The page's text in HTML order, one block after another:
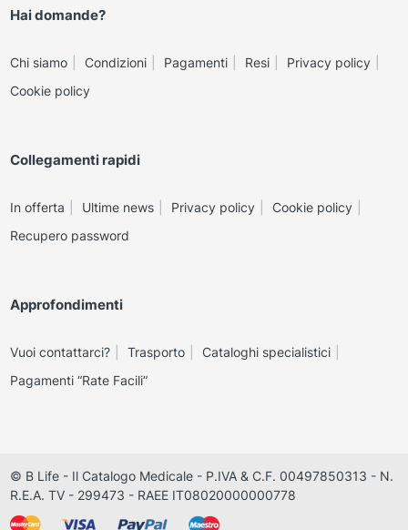
Hai domande?
Chi siamo Condizioni Pagamenti Resi
Privacy policy
Cookie policy
Collegamenti rapidi
In offerta Ultime news Privacy policy
Cookie policy
Recupero password
Approfondimenti
Vuoi contattarci? Trasporto
Cataloghi specialistici
Pagamenti “Rate Facili”
© B Life - Il Catalogo Medicale - P.IVA & C.F. 00497850313 - N.
R.E.A. TV - 299473 - RAEE IT08020000000778